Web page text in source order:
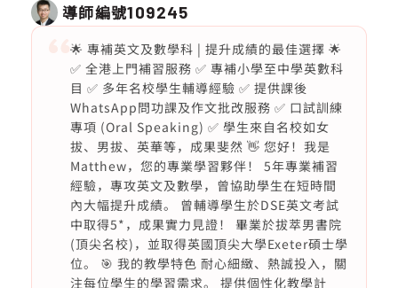
導師編號109245
🌟 專補英文及數學科 | 提升成績的最佳選擇 🌟
✅ 全港上門補習服務 ✅ 專補小學至中學英數科
目 ✅ 多年名校學生輔導經驗 ✅ 提供課後
WhatsApp問功課及作文批改服務 ✅ 口試訓練
專項 (Oral Speaking) ✅ 學生來自名校如女
拔、男拔、英華等，成果斐然 👋 您好！我是
Matthew，您的專業學習夥伴！ 5年專業補習
經驗，專攻英文及數學，曾協助學生在短時間
內大幅提升成績。 曾輔導學生於DSE英文考試
中取得5*，成果實力見證！ 畢業於拔萃男書院
(頂尖名校)，並取得英國頂尖大學Exeter碩士學
位。 🎯 我的教學特色 耐心細緻、熱誠投入，關
注每位學生的學習需求。 提供個性化教學計